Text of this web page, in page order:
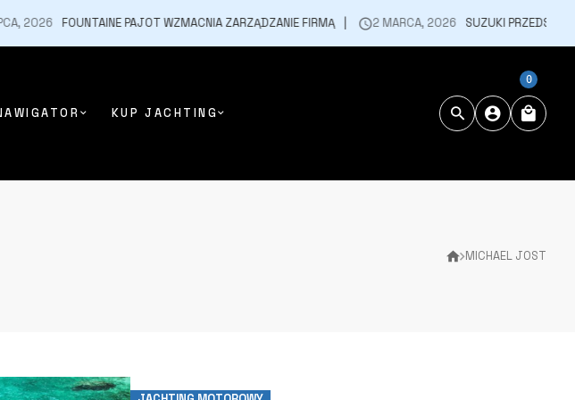
2026 FOUNTAINE PAJOT WZMACNIA ZARZĄDZANIE FIRMĄ 2 MARCA, 2026 SUZUKI PRZEDSTAWIA
KUP JACHTING
0
MICHAEL JOST